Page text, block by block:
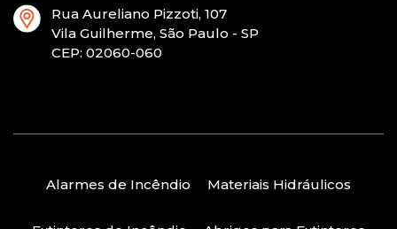
Alarmes de Incêndio Materiais Hidráulicos
Rua Aureliano Pizzoti, 107
Vila Guilherme, São Paulo - SP
CEP: 02060-060